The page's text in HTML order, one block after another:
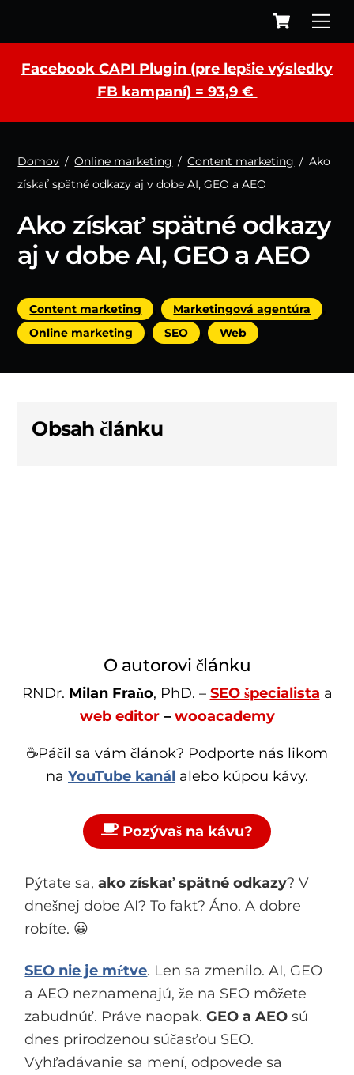
Cart
Facebook CAPI Plugin (pre lepšie výsledky
FB kampaní) = 93,9 €
Domov / Online marketing / Content marketing / Ako
získať spätné odkazy aj v dobe AI, GEO a AEO
Ako získať spätné odkazy
aj v dobe AI, GEO a AEO
Content marketing , Marketingová agentúra
Online marketing , SEO , Web
Obsah článku
O autorovi článku
RNDr. Milan Fraňo, PhD. – SEO špecialista a
web editor– wooacademy
☕Páčil sa vám článok? Podporte nás likom
na YouTube kanál alebo kúpou kávy.
Pozývaš na kávu?
Pýtate sa,ako získať spätné odkazy? V
dnešnej dobe AI? To fakt? Áno. A dobre
robíte. 😀
SEO nie je mŕtve. Len sa zmenilo. AI, GEO
a AEO neznamenajú, že na SEO môžete
zabudnúť. Práve naopak.GEO a AEO sú
dnes prirodzenou súčasťou SEO.
Vyhľadávanie sa mení, odpovede sa